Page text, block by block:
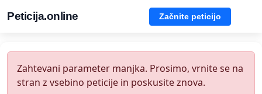
Peticija.online Začnite peticijo
Zahtevani parameter manjka. Prosimo, vrnite se na
stran z vsebino peticije in poskusite znova.